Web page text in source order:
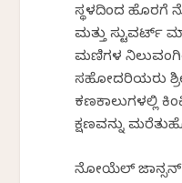
ಸ್ಥಳದಿಂದ ಹೊರಗೆ
ಮತ್ತು ಸ್ಟುವರ್ಟ್
ಮಣಿಗಳ
ಸಹೋದರಿಯರು
ಕಣಕಾಲುಗಳಲ್ಲಿ
ಕ್ಷಣವನ್ನು
ನೋಯೆಲ್ ಜಾನ್ಸನ್